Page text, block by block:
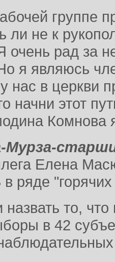
группе
ли не к
рад за
я являюсь
нас в церкви
начни этот
Мурза-
Елена
ряде "горячих
то,
в 42